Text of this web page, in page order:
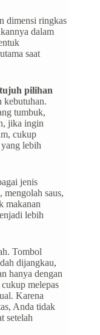
dimensi ringkas
dalam
saat
tujuh pilihan
kebutuhan.
tumbuk,
jika ingin
cukup
lebih
jenis
mengolah saus,
makanan
lebih
Tombol
dijangkau,
hanya dengan
melepas
Karena
Anda tidak
setelah